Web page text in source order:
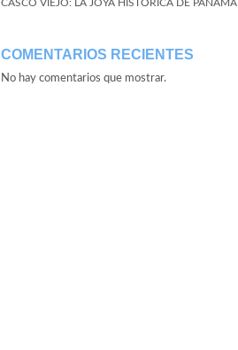
CASCO VIEJO: LA JOYA HISTÓRICA DE PANAMÁ
COMENTARIOS RECIENTES
No hay comentarios que mostrar.